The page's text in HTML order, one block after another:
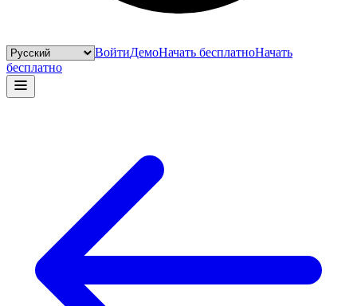
ВойтиДемоНачать бесплатноНачать
бесплатно